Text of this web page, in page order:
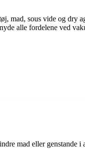
mad, sous vide og dry
alle fordelene ved
mad eller genstande